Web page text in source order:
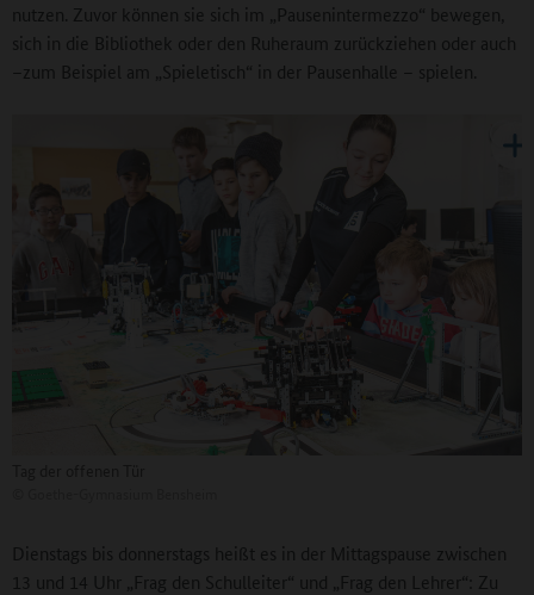
nutzen. Zuvor können sie sich im „Pausenintermezzo“ bewegen,
sich in die Bibliothek oder den Ruheraum zurückziehen oder auch
–zum Beispiel am „Spieletisch“ in der Pausenhalle – spielen.
Dienstags bis donnerstags heißt es in der Mittagspause zwischen
13 und 14 Uhr „Frag den Schulleiter“ und „Frag den Lehrer“: Zu